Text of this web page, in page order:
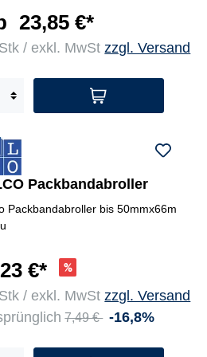
23,85 €*
/ exkl. MwStzzgl. Versand
Packbandabroller
Packbandabroller bis 50mmx66m
€*
/ exkl. MwStzzgl. Versand
7,49 € -16,8%